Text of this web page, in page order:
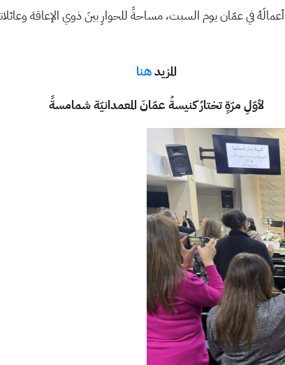
في عمّان يوم السبت، مساحةً للحوارِ بينَ ذوي الإعاقة
المزيدهنا
لأوّلِ مرّةٍ تختارُ كنيسةُ عمّانَ المعمدانيّة شمامسةً